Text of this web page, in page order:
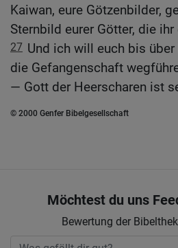
Kaiwan, eure Götzenbilder,
Sternbild eurer Götter, die
27 Und ich will euch bis
die Gefangenschaft
— Gott der Heerscharen ist
© 2000 Genfer Bibelgesellschaft
Möchtest du uns
Bewertung der Bibelthek